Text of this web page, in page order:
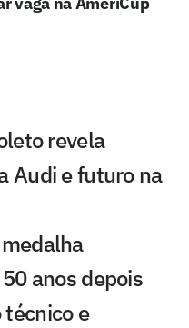
revela
Audi e futuro na
anos depois
e